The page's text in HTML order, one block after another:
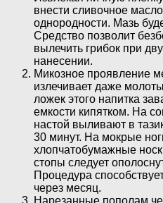
внести сливочное
однородности. Мазь
Средство позволит
вылечить грибок при
нанесении.
Микозное проявление
излечивает даже
ложек этого напитка
емкости кипятком. На
настой выливают в
30 минут. На мокрые
хлопчатобумажные
стопы следует
Процедура
через месяц.
Нарезанные пополам